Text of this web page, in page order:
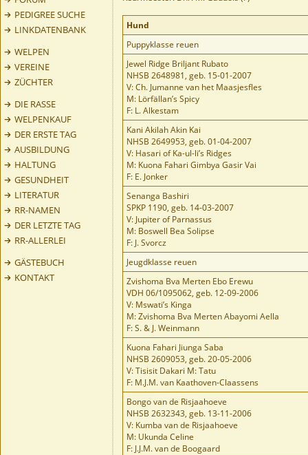
PEDIGREE SUCHE
LINKDATENBANK
WELPEN
VEREINE
ZÜCHTER
DIE RASSE
WELPENKAUF
DER ERSTE TAG
AUSBILDUNG
HALTUNG
GESUNDHEIT
LITERATUR
RR-NAMEN
DER LETZTE TAG
RR-ALLERLEI
GÄSTEBUCH
KONTAKT
Hund
Puppyklasse reuen
Jewel Ridge Briljant Rubato
NHSB 2648981, geb. 15-01-2007
V: Ch. Jumanne van het Maasjesfles
M: Lörfällan’s Spicy
F: L. Alkestam
Kani Akilah Akin Kai
NHSB 2649953, geb. 01-04-2007
V: Hasari of Ka-ul-li’s Ridges
M: Kuona Fahari Gimbya Gasir Vai
F: E. Jonker
Senanga Bashiri
SPKP 1190, geb. 14-03-2007
V: Jupiter of Parnassus
M: Boswell Bea Solipse
F: J. Svorcz
Jeugdklasse reuen
Zvishoma Bva Merten Ebo Erewu
VDH 06/1095062, geb. 12-09-2006
V: Mswati’s Kinga
M: Zvishoma Bva Merten Abayomi Aella
F: S. & J. Weinmann
Kuona Fahari Jiunga Saba
NHSB 2609053, geb. 20-05-2006
V: Tisisit Dakari M: Tatu
F: M.J.M. van Kaathoven-Claassens
Bongo van de Risjaahoeve
NHSB 2632343, geb. 13-11-2006
V: Kumba van de Risjaahoeve
M: Ukunda Celine
F: J.J.M. van de Boogaard